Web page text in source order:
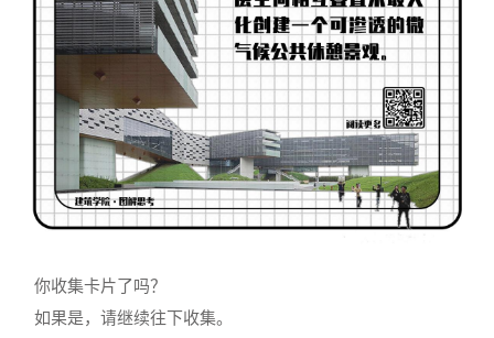
你收集卡片了吗？
如果是，请继续往下收集。